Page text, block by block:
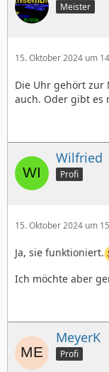
Meister
15. Oktober 2024 um
Die Uhr gehört
auch. Oder gibt es
Wilfried
Profi
15. Oktober 2024 um
Ja, sie funktioniert.
Ich möchte aber
MeyerK
Profi